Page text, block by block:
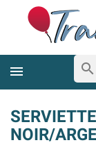
search
NOIR/